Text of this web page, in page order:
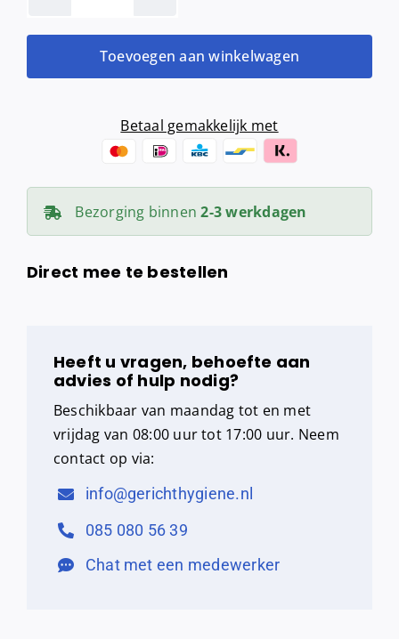
2rols
hoogglans
aantal
Toevoegen aan winkelwagen
Betaal gemakkelijk met
Bezorging binnen2-3 werkdagen
Direct mee te bestellen
Heeft u vragen, behoefte aan
advies of hulp nodig?
Beschikbaar van maandag tot en met
vrijdag van 08:00 uur tot 17:00 uur. Neem
contact op via:
info@gerichthygiene.nl
085 080 56 39
Chat met een medewerker